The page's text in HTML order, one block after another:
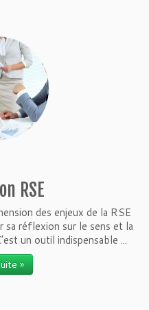
RSE
des enjeux de la RSE
sa réflexion sur le sens et la
un outil indispensable ...
»